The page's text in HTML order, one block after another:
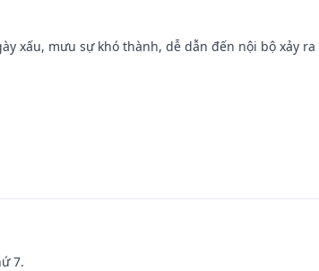
xấu, mưu sự khó thành, dễ dẫn đến nội bộ xảy
7.